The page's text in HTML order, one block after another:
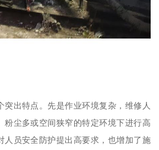
突出特点。先是作业环境复杂，维修人
粉尘多或空间狭窄的特定环境下进行高
人员安全防护提出高要求，也增加了施